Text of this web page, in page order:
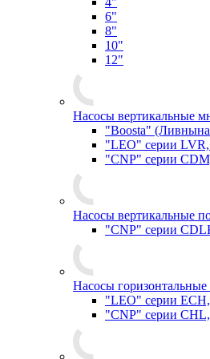
6"
8"
10"
12"
Насосы вертикальные
"Boosta"
"LEO" серии
"CNP" серии
Насосы вертикальные
"CNP" серии
Насосы
"LEO" серии
"CNP" серии